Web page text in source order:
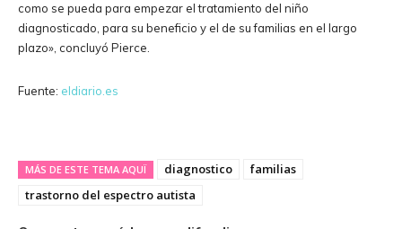
como se pueda para empezar el tratamiento del niño
diagnosticado, para su beneficio y el de su familias en el largo
plazo», concluyó Pierce.
Fuente: eldiario.es
MÁS DE ESTE TEMA AQUÏ diagnostico
familias
trastorno del espectro autista